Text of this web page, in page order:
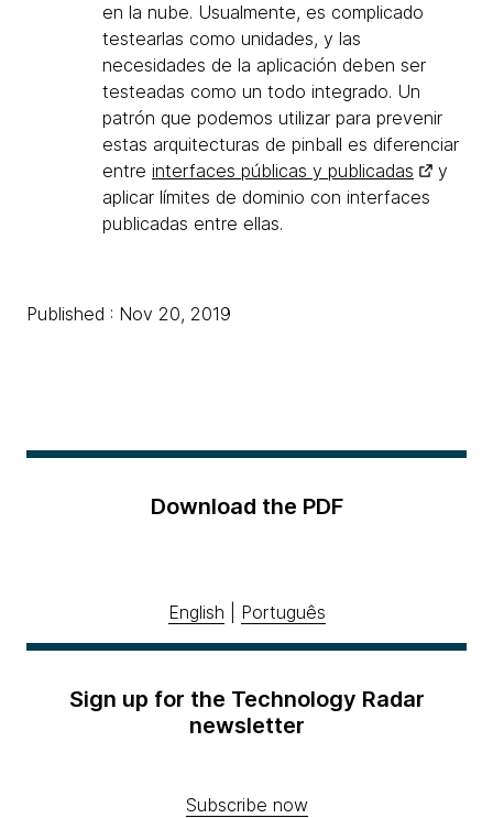
en la nube. Usualmente, es complicado
testearlas como unidades, y las
necesidades de la aplicación deben ser
testeadas como un todo integrado. Un
patrón que podemos utilizar para prevenir
estas arquitecturas de pinball es diferenciar
entre interfaces públicas y publicadas
y
aplicar límites de dominio con interfaces
publicadas entre ellas.
Published : Nov 20, 2019
Download the PDF
English Português
Sign up for the Technology Radar
newsletter
Subscribe now